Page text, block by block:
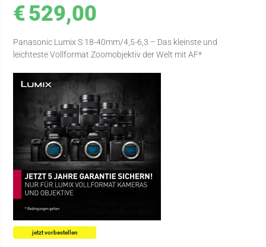
€529,00
Panasonic Lumix S 18-40mm/4,5-6,3 – Das kleinste und
leichteste Vollformat Zoomobjektiv der Welt mit AF*
jetzt vorbestellen